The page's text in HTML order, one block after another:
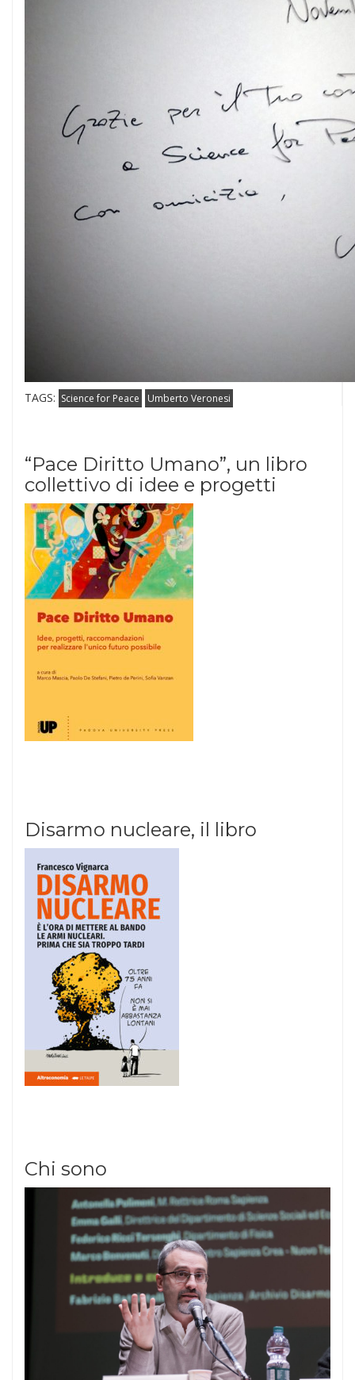
TAGS: Science for Peace Umberto Veronesi
“Pace Diritto Umano”, un libro
collettivo di idee e progetti
Disarmo nucleare, il libro
Chi sono